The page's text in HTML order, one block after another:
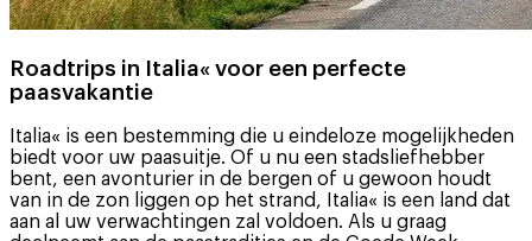
Roadtrips in Italia« voor een perfecte
paasvakantie
Italia« is een bestemming die u eindeloze mogelijkheden
biedt voor uw paasuitje. Of u nu een stadsliefhebber
bent, een avonturier in de bergen of u gewoon houdt
van in de zon liggen op het strand, Italia« is een land dat
aan al uw verwachtingen zal voldoen. Als u graag